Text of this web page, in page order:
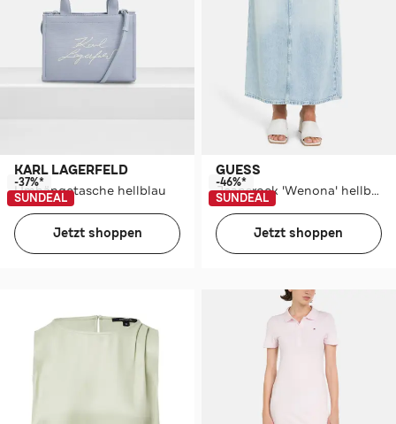
KARL LAGERFELD
Umhängetasche hellblau
-37%*
SUNDEAL
Jetzt shoppen
GUESS
Jeansrock 'Wenona' hellblau
-46%*
SUNDEAL
Jetzt shoppen